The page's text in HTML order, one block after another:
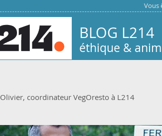
Vous
BLOG L214
éthique &
Olivier, coordinateur VegOresto à L214